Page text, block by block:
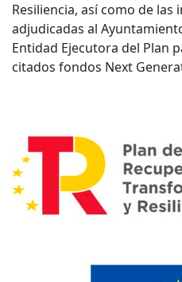
Resiliencia, así como de
adjudicadas al
Entidad Ejecutora del Plan
citados fondos Next